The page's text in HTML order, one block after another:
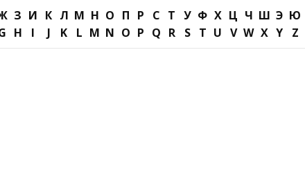
З И К Л М Н О П Р С Т У Ф Х Ц Ч Ш Э Ю
H I J K L M N O P Q R S T U V W X Y Z